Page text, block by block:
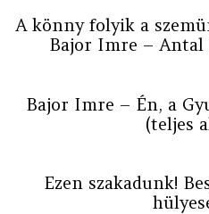
A könny folyik a
Bajor Imre –
Bajor Imre – Én, a
(teljes
Ezen szakadunk!